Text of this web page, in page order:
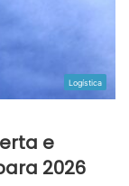
Logística
e
2026